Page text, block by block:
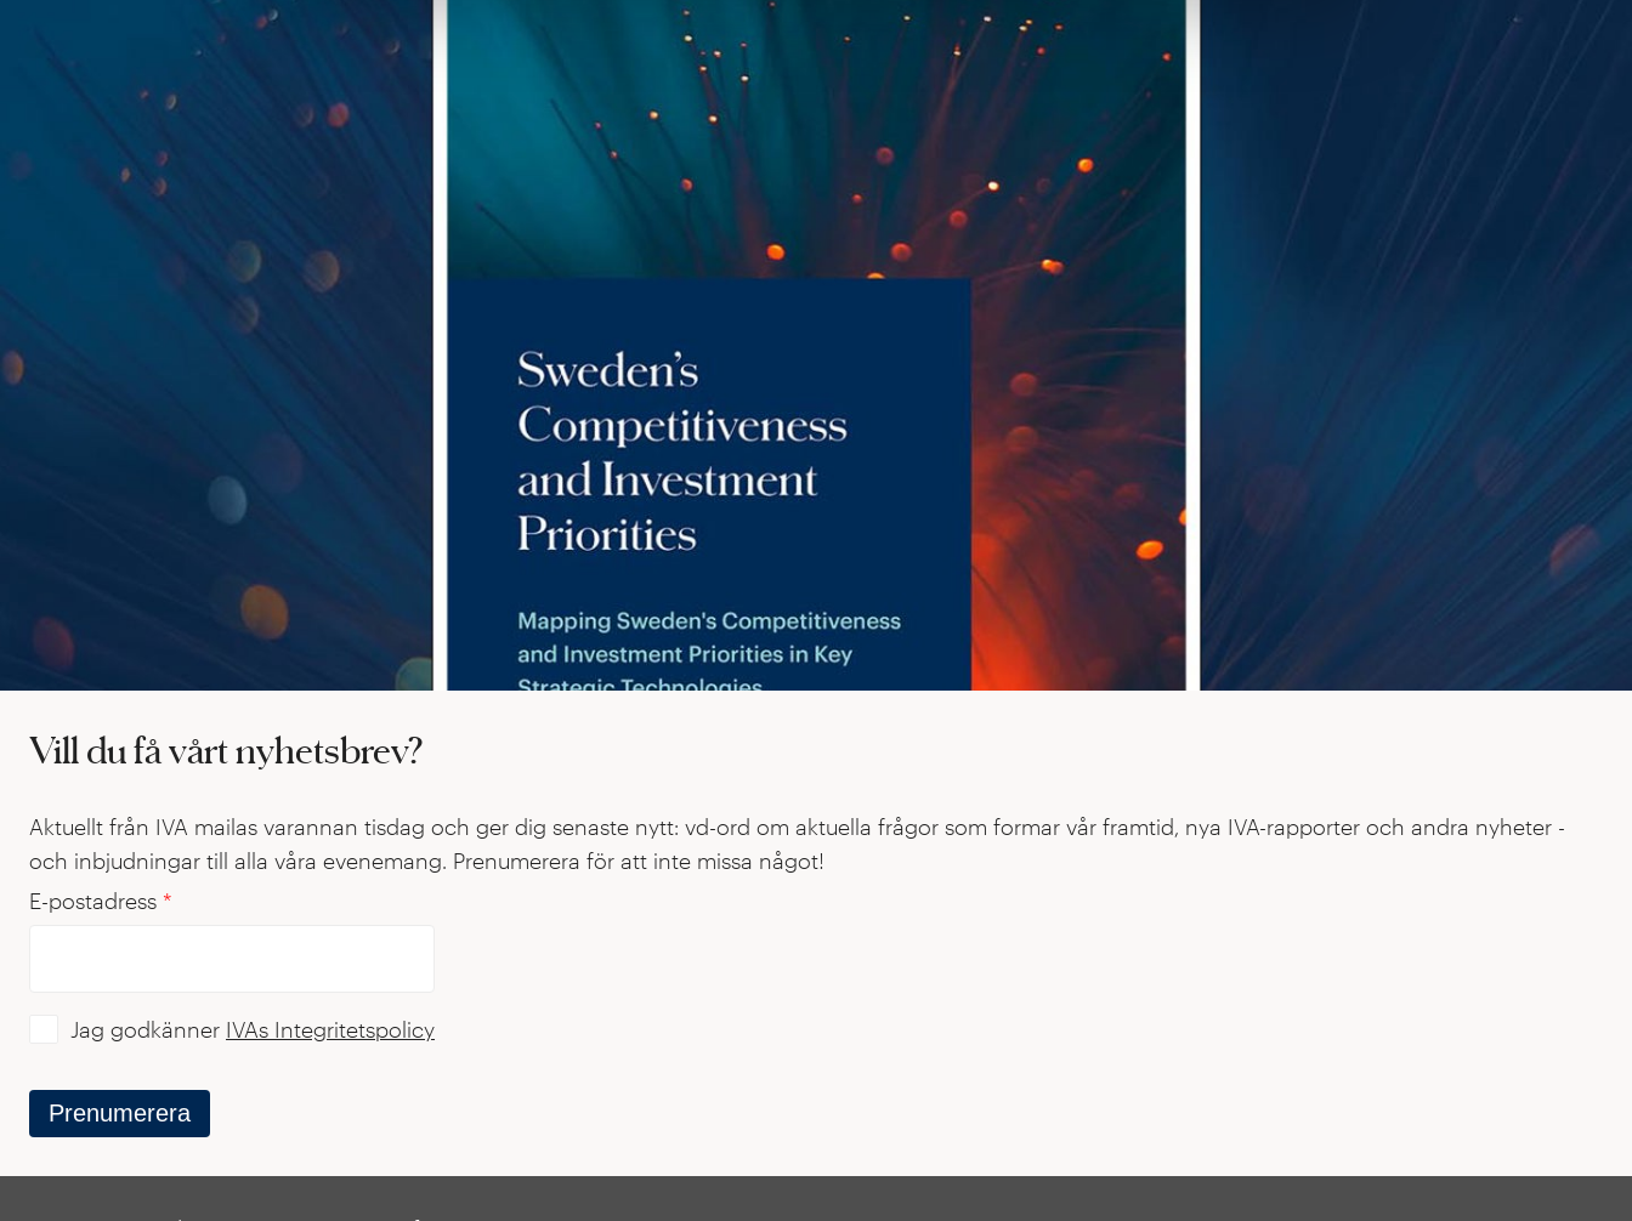
Rapport: Sveriges position inom 48 strategiskt viktiga tekniker
strategiskt viktiga tekniker – avgörande för vårt framtida välstånd, vår ekonomiska motståndskraft och nationella säkerhet.
Vill du få vårt nyhetsbrev?
Aktuellt från IVA mailas varannan tisdag och ger dig senaste nytt: vd-ord om aktuella frågor som formar vår framtid, nya IVA-rapporter och andra nyheter -
och inbjudningar till alla våra evenemang. Prenumerera för att inte missa något!
E-postadress *
Prenumerera
Jag godkänner IVAs Integritetspolicy